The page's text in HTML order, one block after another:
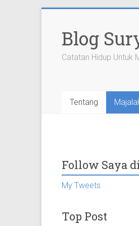
contentBlog
Catatan Hidup Untuk
Tentang
Follow Saya
My Tweets
Top Post